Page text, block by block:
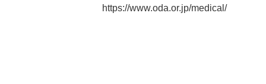
https://www.oda.or.jp/medical/